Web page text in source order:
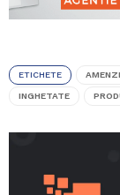
ETICHETE AMENZI
INGHETATE